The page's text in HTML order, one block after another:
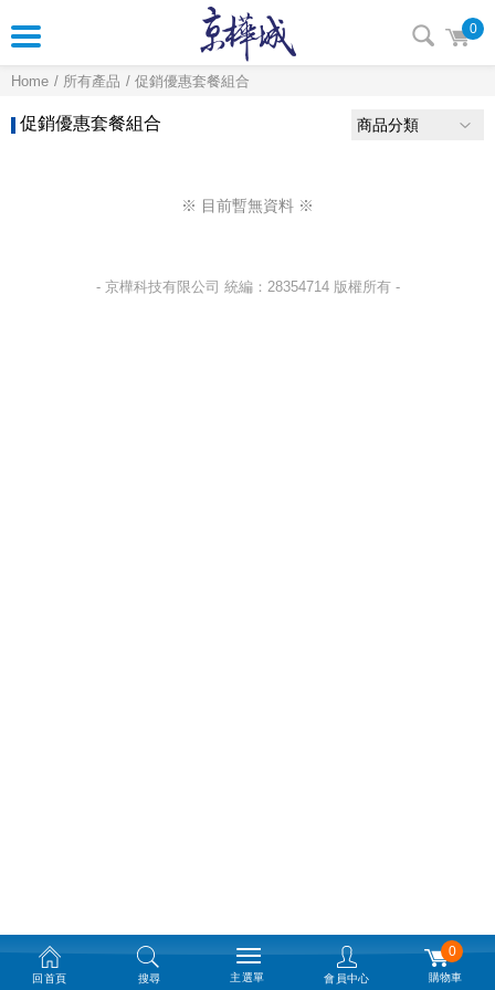
0
Home 所有產品 促銷優惠套餐組合
促銷優惠套餐組合 商品分類
※ 目前暫無資料 ※
- 京樺科技有限公司 統編：28354714 版權所有 -
回首頁 搜尋 主選單 會員中心
0
購物車